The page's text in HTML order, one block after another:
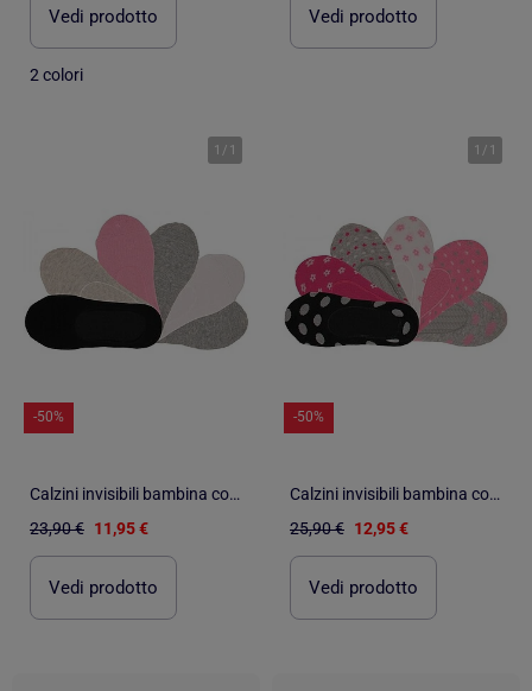
Vedi prodotto
2 colori
Vedi prodotto
1 / 1
-50%
Calzini invisibili bambina confezione da 6
23,90 € 11,95 €
Vedi prodotto
1 / 1
-50%
Calzini invisibili bambina confezione da 6
25,90 € 12,95 €
Vedi prodotto